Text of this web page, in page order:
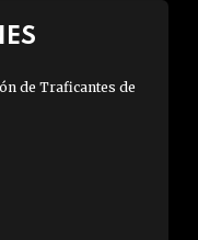
de Traficantes de